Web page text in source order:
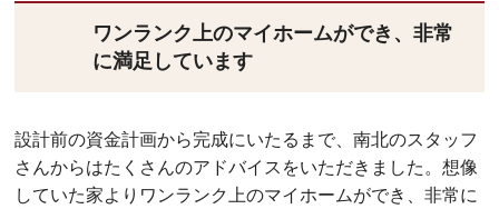
ワンランク上のマイホームができ、非常
に満足しています
設計前の資金計画から完成にいたるまで、南北のスタッフ
さんからはたくさんのアドバイスをいただきました。想像
していた家よりワンランク上のマイホームができ、非常に